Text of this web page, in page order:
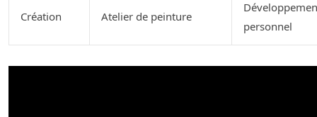
Création Atelier de peinture
personnel